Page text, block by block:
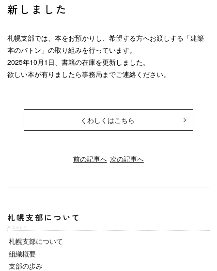
新しました
札幌支部では、本をお預かりし、希望する方へお渡しする「建築
本のバトン」の取り組みを行っています。
2025年10月1日、書籍の在庫を更新しました。
欲しい本が有りましたら事務局までご連絡ください。
くわしくはこちら
前の記事へ 次の記事へ
札幌支部について
About
札幌支部について
組織概要
支部の歩み